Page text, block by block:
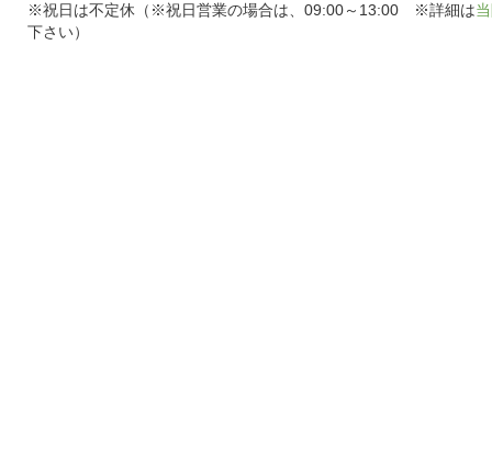
※祝日は不定休（※祝日営業の場合は、09:00～13:00 ※詳細は
下さい）